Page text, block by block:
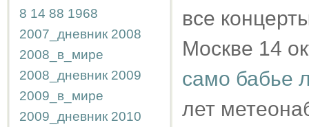
8 14 88 1968
2007_дневник 2008
2008_в_мире
2008_дневник 2009
2009_в_мире
2009_дневник 2010
все
Москве 14
само бабье
лет